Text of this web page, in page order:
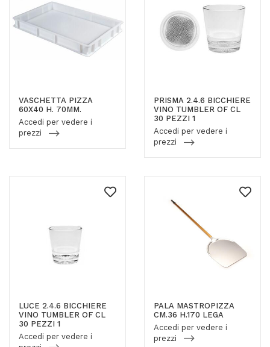
VASCHETTA PIZZA
60X40 H. 70MM.
Accedi per vedere i
prezzi
PRISMA 2.4.6 BICCHIERE
VINO TUMBLER OF CL
30 PEZZI 1
Accedi per vedere i
prezzi
LUCE 2.4.6 BICCHIERE
VINO TUMBLER OF CL
30 PEZZI 1
Accedi per vedere i
PALA MASTROPIZZA
CM.36 H.170 LEGA
Accedi per vedere i
prezzi